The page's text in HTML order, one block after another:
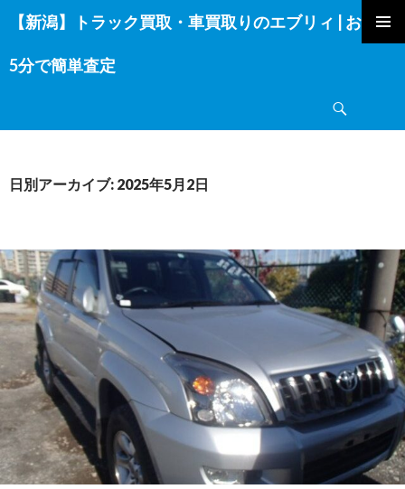
【新潟】トラック買取・車買取りのエブリィ | お電話
5分で簡単査定
ン
テ
へ
ッ
日別アーカイブ: 2025年5月2日